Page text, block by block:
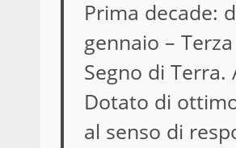
Prima decade:
gennaio –
Segno di
Dotato di
al senso di